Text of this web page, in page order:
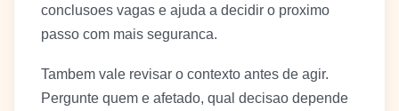
conclusoes vagas e ajuda a decidir o proximo
passo com mais seguranca.
Tambem vale revisar o contexto antes de agir.
Pergunte quem e afetado, qual decisao depende